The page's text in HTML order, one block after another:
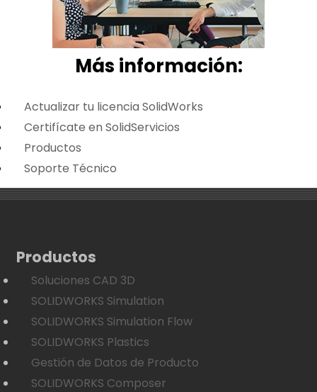
Más información:
Actualizar tu licencia SolidWorks
Certifícate en SolidServicios
Productos
Soporte Técnico
Productos
Soluciones CAD 3D
SOLIDWORKS Simulation
SOLIDWORKS Simulation Flow
SOLIDWORKS Plastics
Gestión de Datos de Producto
SOLIDWORKS Composer